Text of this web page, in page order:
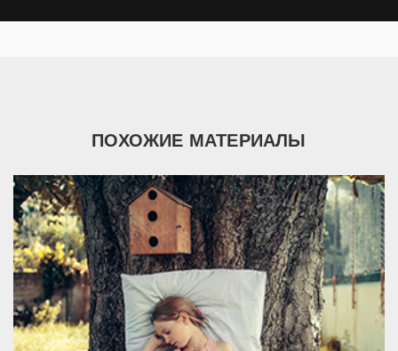
ПОХОЖИЕ МАТЕРИАЛЫ